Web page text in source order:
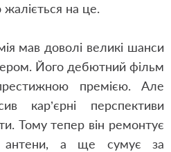
на це.
мав доволі великі шанси
Його дебютний фільм
премією. Але
кар’єрні перспективи
Тому тепер він ремонтує
антени, а ще сумує за